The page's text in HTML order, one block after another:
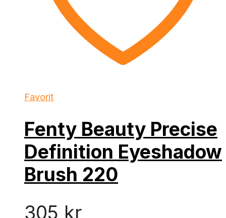
Favorit
Fenty Beauty Precise
Definition Eyeshadow
Brush 220
305 kr